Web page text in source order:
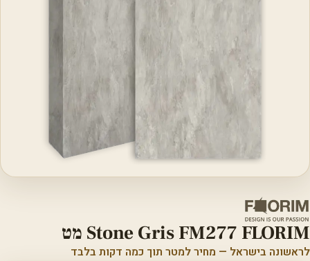
Stone Gris FM277 FLORIM מט
לראשונה בישראל — מחיר למטר תוך כמה דקות בלבד